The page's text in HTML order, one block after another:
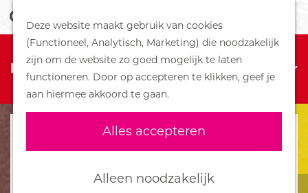
Deze website maakt gebruik van cookies
(Functioneel, Analytisch, Marketing) die noodzakelijk
zijn om de website zo goed mogelijk te laten
functioneren. Door op accepteren te klikken, geef je
aan hiermee akkoord te gaan.
Alles accepteren
Alleen noodzakelijk
G
n
a
o
e
k
e
n
M
e
n
u
DORPEN
Bennekom
De Klomp
Deelen
Ederveen
Harskamp
Hoenderloo
Sorry, deze activiteit is niet meer
beschikbaar. Bekijk het
actuele aanbod
voor
de beschikbare opties.